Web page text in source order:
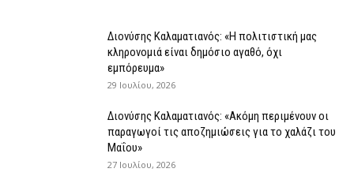
Διονύσης Καλαματιανός: «Η πολιτιστική μας
κληρονομιά είναι δημόσιο αγαθό, όχι
εμπόρευμα»
29 Ιουλίου, 2026
Διονύσης Καλαματιανός: «Ακόμη περιμένουν οι
παραγωγοί τις αποζημιώσεις για το χαλάζι του
Μαΐου»
27 Ιουλίου, 2026